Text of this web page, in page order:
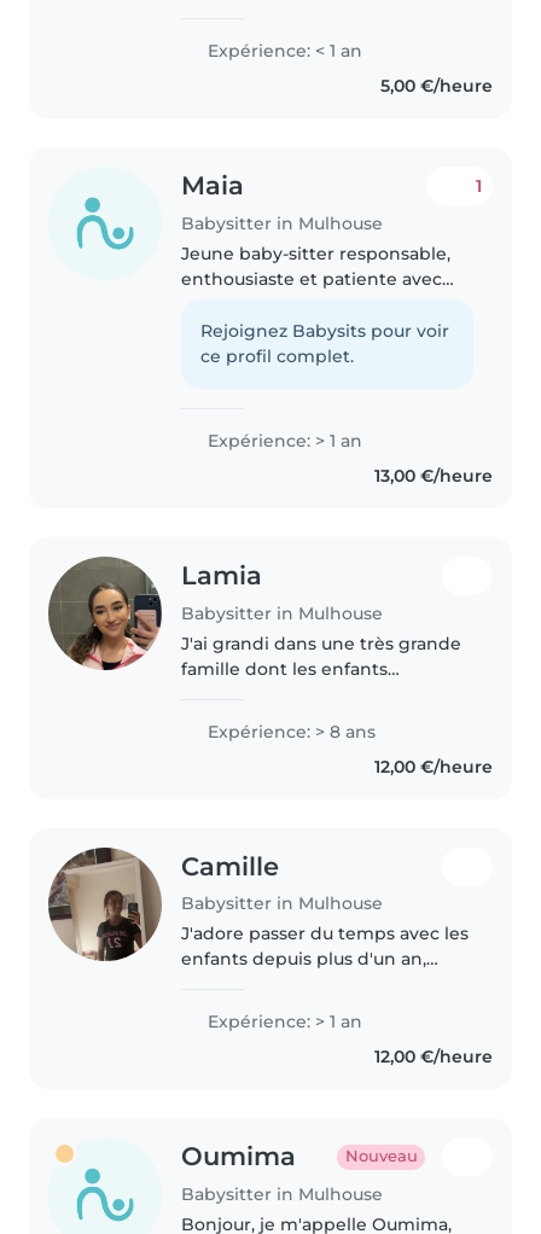
et j'ai l'agrément pour trois
enfants, j'ai 3 enfants âgés de 16
Expérience: < 1 an
5,00 €/heure
Maia
Babysitter in Mulhouse
1
Jeune baby-sitter responsable,
enthousiaste et patiente avec
garde d'enfants. J'ai travaillé avec
des tout-petits, des enfants
Rejoignez Babysits pour voir
ce profil complet.
Expérience: > 1 an
13,00 €/heure
Lamia
Babysitter in Mulhouse
J'ai grandi dans une très grande
famille dont les enfants
cousines le plus petit, il a trois
ans et la plus grande elle a 14..
Expérience: > 8 ans
12,00 €/heure
Camille
Babysitter in Mulhouse
J'adore passer du temps avec les
enfants depuis plus d'un an,
petits et de preschoolers. Je suis
à l'aise pour lire des histoires,
organiser des activités..
Expérience: > 1 an
12,00 €/heure
Oumima Nouveau
Babysitter in Mulhouse
Bonjour, je m'appelle Oumima,